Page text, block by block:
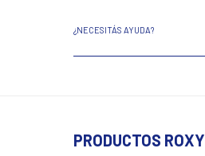
¿NECESITÁS AYUDA?
PRODUCTOS ROXY